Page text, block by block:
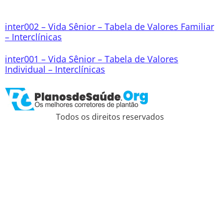
inter002 – Vida Sênior – Tabela de Valores Familiar
– Interclínicas
inter001 – Vida Sênior – Tabela de Valores
Individual – Interclínicas
Todos os direitos reservados